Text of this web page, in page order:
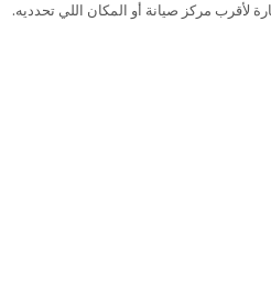
مركز صيانة أو المكان اللي تحدديه.